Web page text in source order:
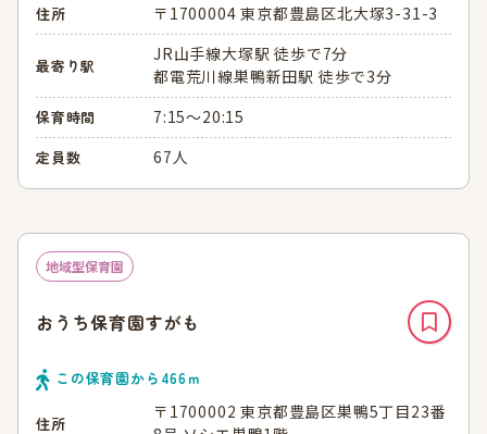
住所
〒1700004 東京都豊島区北大塚3-31-3
最寄り駅
JR山手線大塚駅 徒歩で7分
都電荒川線巣鴨新田駅 徒歩で3分
保育時間 7:15～20:15
定員数 67人
地域型保育園
おうち保育園すがも
この保育園から 466ｍ
住所
〒1700002 東京都豊島区巣鴨5丁目23番